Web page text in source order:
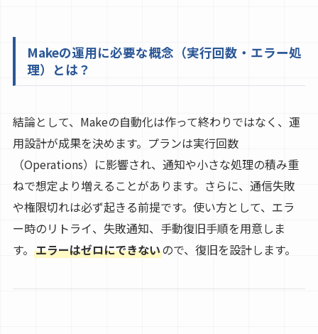
Makeの運用に必要な概念（実行回数・エラー処
理）とは？
結論として、Makeの自動化は作って終わりではなく、運
用設計が成果を決めます。プランは実行回数
（Operations）に影響され、通知や小さな処理の積み重
ねで想定より増えることがあります。さらに、通信失敗
や権限切れは必ず起きる前提です。使い方として、エラ
ー時のリトライ、失敗通知、手動復旧手順を用意しま
す。 エラーはゼロにできないので、復旧を設計します。